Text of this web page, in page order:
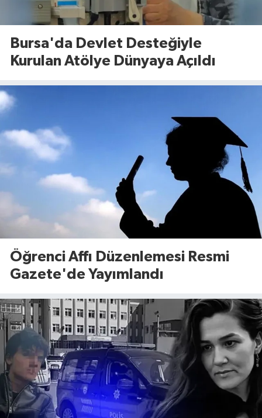
Bursa'da Devlet Desteğiyle
Kurulan Atölye Dünyaya Açıldı
Öğrenci Affı Düzenlemesi Resmi
Gazete'de Yayımlandı